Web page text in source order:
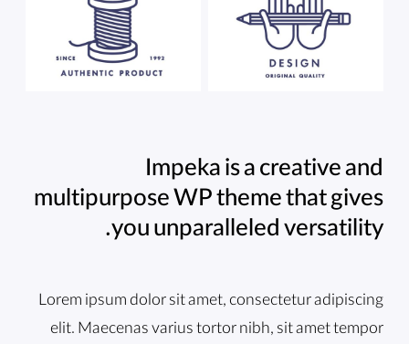
Impeka is a creative and
multipurpose WP theme that gives
you unparalleled versatility.
Lorem ipsum dolor sit amet, consectetur adipiscing
elit. Maecenas varius tortor nibh, sit amet tempor